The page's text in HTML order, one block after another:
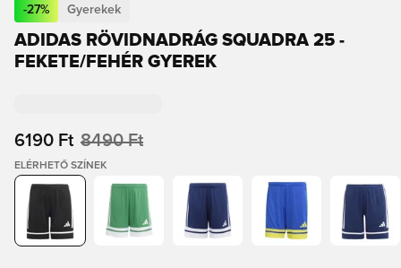
-27% Gyerekek
ADIDAS RÖVIDNADRÁG SQUADRA 25 -
FEKETE/FEHÉR GYEREK
6190 Ft 8490 Ft
ELÉRHETŐ SZÍNEK